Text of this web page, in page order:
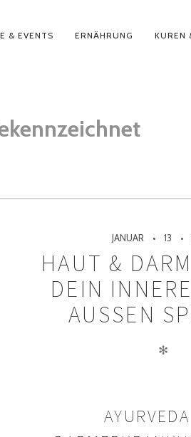
& EVENTS ERNÄHRUNG KUREN
JANUAR 13
HAUT &
DEIN
AUSSEN
✻